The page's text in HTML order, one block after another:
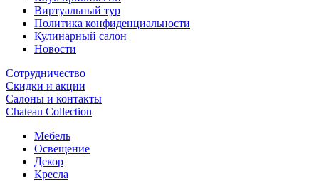
Виртуальный тур
Политика конфиденциальности
Кулинарный салон
Новости
Сотрудничество
Скидки и акции
Салоны и контакты
Chateau Collection
Мебель
Освещение
Декор
Кресла